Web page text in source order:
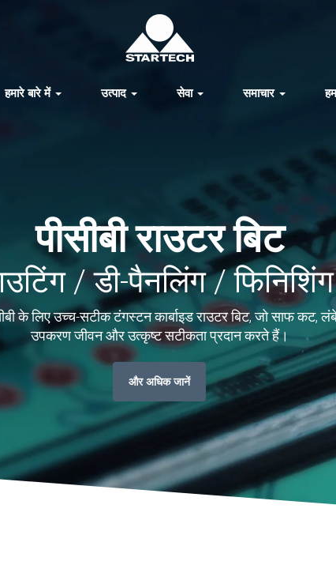
हमारे बारे में उत्पाद सेवा समाचार
पीसीबी राउटर बिट
/ डी-पैनलिंग / फिनिशिंग
के लिए उच्च-सटीक टंगस्टन कार्बाइड राउटर बिट, जो साफ कट,
उपकरण जीवन और उत्कृष्ट सटीकता प्रदान करते हैं।
और अधिक जानें